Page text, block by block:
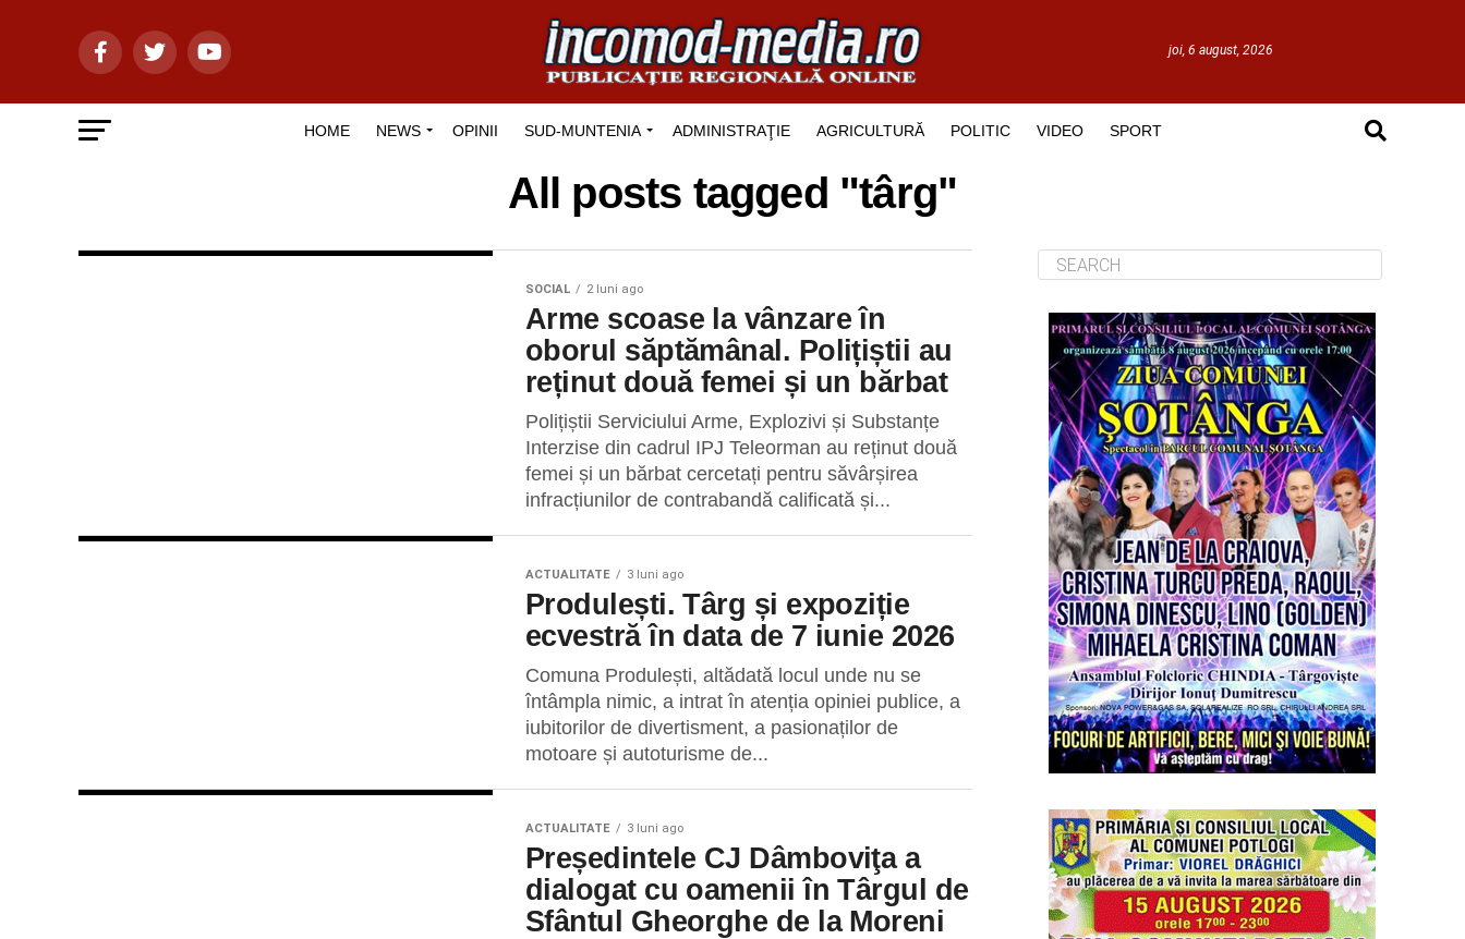
joi, 6 august, 2026
HOME NEWS OPINII SUD-MUNTENIA ADMINISTRAŢIE AGRICULTURĂ POLITIC VIDEO SPORT
All posts tagged "târg"
SOCIAL 2 luni ago
Arme scoase la vânzare în
oborul săptămânal. Polițiștii au
reținut două femei și un bărbat
Polițiștii Serviciului Arme, Explozivi și Substanțe
Interzise din cadrul IPJ Teleorman au reținut două
femei și un bărbat cercetați pentru săvârșirea
infracțiunilor de contrabandă calificată și...
ACTUALITATE 3 luni ago
Produlești. Târg și expoziție
ecvestră în data de 7 iunie 2026
Comuna Produlești, altădată locul unde nu se
întâmpla nimic, a intrat în atenția opiniei publice, a
iubitorilor de divertisment, a pasionaților de
motoare și autoturisme de...
ACTUALITATE 3 luni ago
Președintele CJ Dâmboviţa a
dialogat cu oamenii în Târgul de
Sfântul Gheorghe de la Moreni